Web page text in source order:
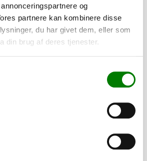
og
partnere kan kombinere disse
du har givet dem, eller som
din brug af deres tjenester.
mm
PÅ LAGER